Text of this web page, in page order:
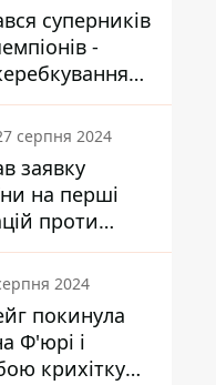
суперників
-
серпня 2024
заявку
на перші
проти
2024
покинула
Ф'юрі і
крихітку